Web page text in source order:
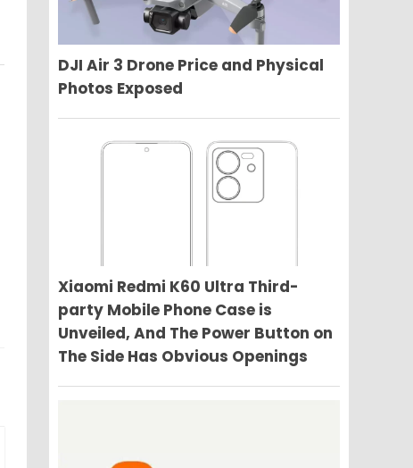
DJI Air 3 Drone Price and Physical
Photos Exposed
Xiaomi Redmi K60 Ultra Third-
party Mobile Phone Case is
Unveiled, And The Power Button on
The Side Has Obvious Openings